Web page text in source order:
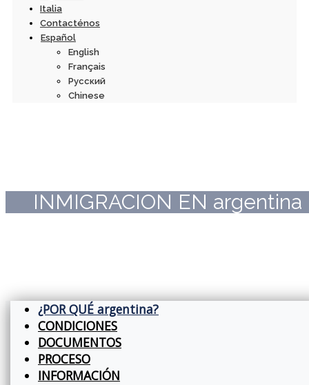
Italia
Contacténos
Español
English
Français
Русский
Chinese
INMIGRACION EN argentina
¿POR QUÉ argentina?
CONDICIONES
DOCUMENTOS
PROCESO
INFORMACIÓN